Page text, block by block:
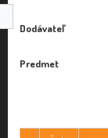
Dodávateľ
Predmet